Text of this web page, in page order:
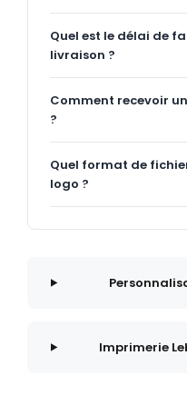
Quel est le délai de
livraison ?
Comment recevoir
?
Quel format de
logo ?
Imprimerie